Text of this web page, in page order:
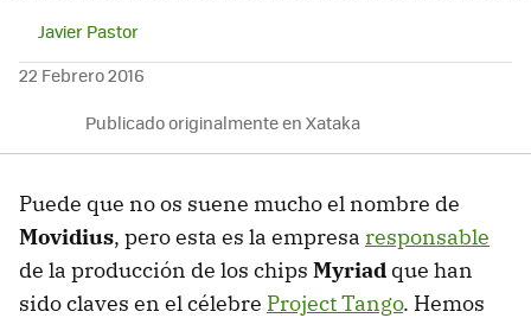
Javier Pastor
22 Febrero 2016
Publicado originalmente en Xataka
Puede que no os suene mucho el nombre de
Movidius, pero esta es la empresa responsable
de la producción de los chips Myriad que han
sido claves en el célebre Project Tango. Hemos